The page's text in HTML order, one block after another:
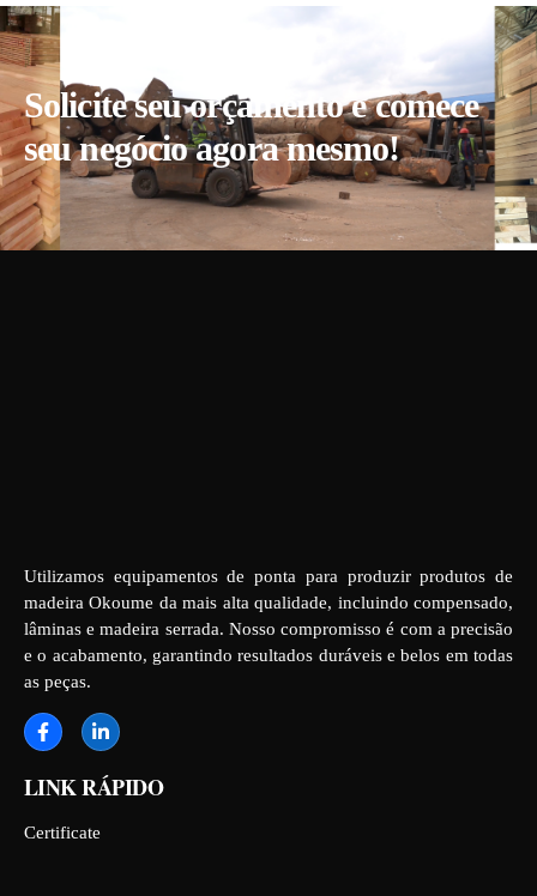
Solicite seu orçamento e comece
seu negócio agora mesmo!
Utilizamos equipamentos de ponta para produzir produtos de
madeira Okoume da mais alta qualidade, incluindo compensado,
lâminas e madeira serrada. Nosso compromisso é com a precisão
e o acabamento, garantindo resultados duráveis e belos em todas
as peças.
LINK RÁPIDO
Certificate